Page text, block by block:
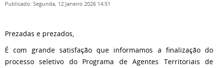
Publicado: Segunda, 12 Janeiro 2026 14:51
Prezadas e prezados,
É com grande satisfação que informamos a finalização do
processo seletivo do Programa de Agentes Territoriais de